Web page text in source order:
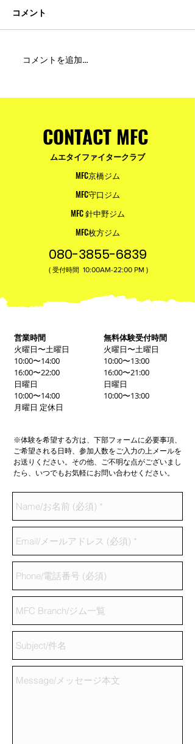
MFC DREAM FIGHT 24にご
皆様へ
コメント
コメントを追加…
CONTACT MFC
ムエタイファイタークラブ
MFC京橋ジム
MFC守口ジム
MFC 針中野ジム
MFC枚方ジム
080-3855-6839
( 受付時間 10:00AM-22:00​ PM )
営業時間
火曜日〜土曜日
10:00〜14:00
16:00〜22:00
日曜日
10:00〜14:00
月曜日 定休日
無料体験受付時間
火曜日〜土曜日
10:00〜13:00
16:00〜21:00
日曜日
10:00〜13:00
※体験を希望する方は、下部フォームに必要事項、
ご希望される日時、参加人数をご入力の上メールを
お送りください。その他、ご不明な点がございまし
たら、いつでもお気軽にお問い合わせください。